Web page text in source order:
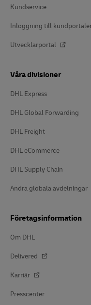
Kundservice
Inloggning till
Utvecklarportal
Våra divisioner
DHL Express
DHL Global Forwarding
DHL Freight
DHL eCommerce
DHL Supply Chain
Andra globala avdelningar
Företagsinformation
Om DHL
Delivered
Karriär
Presscenter